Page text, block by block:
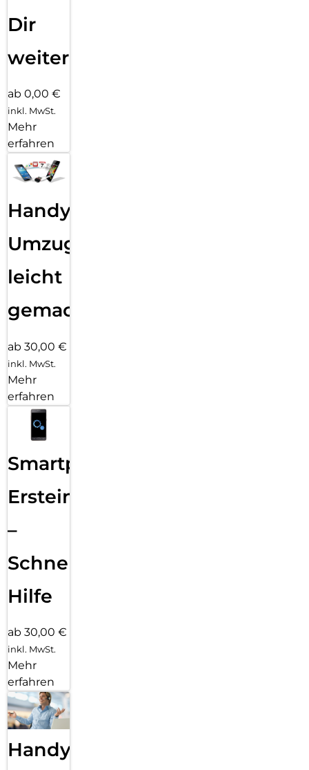
Dir
weiter
ab 0,00 €
inkl. MwSt.
Mehr
erfahren
Handy
Umzug
leicht
gemacht!
ab 30,00 €
inkl. MwSt.
Mehr
erfahren
Smartphone
Ersteinrichtung
–
Schnelle
Hilfe
ab 30,00 €
inkl. MwSt.
Mehr
erfahren
Handy